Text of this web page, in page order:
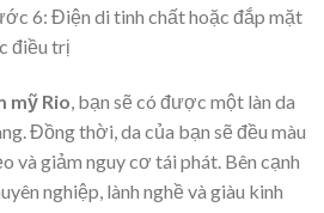
6: Điện di tinh chất hoặc đắp mặt
điều trị
mỹ Rio, bạn sẽ có được một làn da
Đồng thời, da của bạn sẽ đều màu
và giảm nguy cơ tái phát. Bên cạnh
nghiệp, lành nghề và giàu kinh